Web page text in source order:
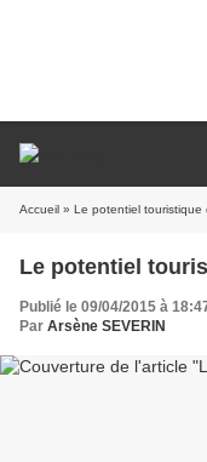
Accueil » Le potentiel touristique
Le potentiel
Publié le 09/04/2015 à
Par Arsène SEVERIN